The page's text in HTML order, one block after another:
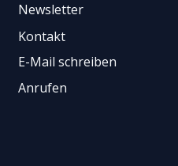
Newsletter
Kontakt
E-Mail schreiben
Anrufen